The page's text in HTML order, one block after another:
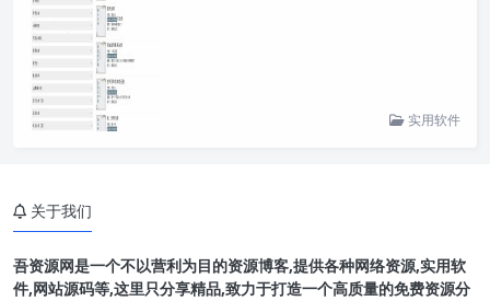
实用软件
关于我们
吾资源网是一个不以营利为目的资源博客,提供各种网络资源,实用软
件,网站源码等,这里只分享精品,致力于打造一个高质量的免费资源分